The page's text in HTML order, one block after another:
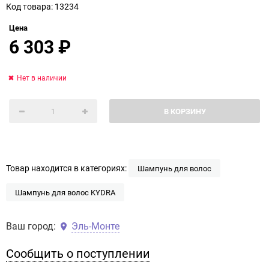
Код товара: 13234
Цена
6 303₽
В КОРЗИНУ
Нет в наличии
Товар находится в категориях: Шампунь для волос
Шампунь для волос KYDRA
Ваш город: Эль-Монте
Сообщить о поступлении